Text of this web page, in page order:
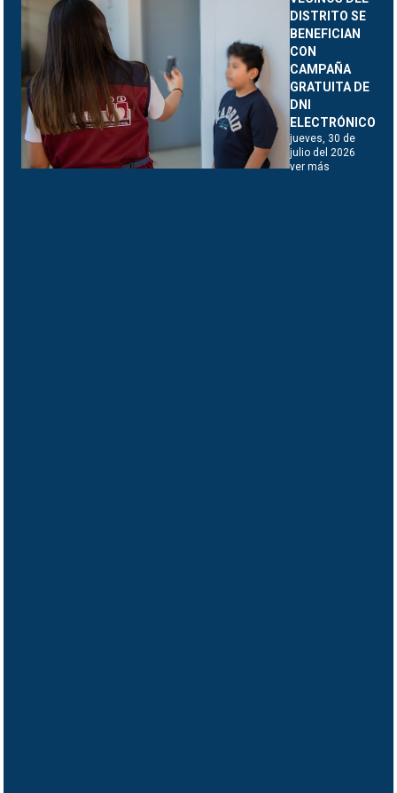
DISTRITO SE
BENEFICIAN
CON
CAMPAÑA
GRATUITA DE
DNI
ELECTRÓNICO
jueves, 30 de
julio del 2026
ver más